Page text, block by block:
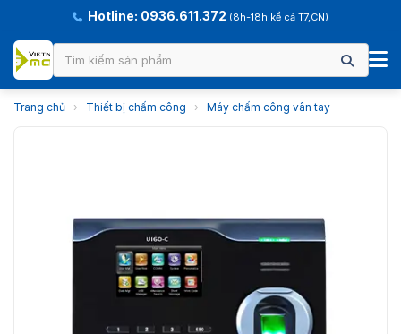
Hotline: 0936.611.372 (8h-18h kể cả T7,CN)
Trang chủ › Thiết bị chấm công › Máy chấm công vân tay